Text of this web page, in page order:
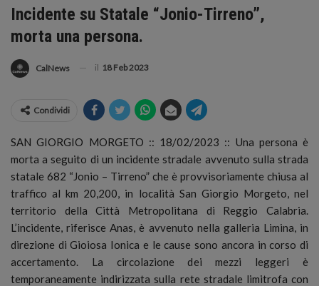
Incidente su Statale “Jonio-Tirreno”,
morta una persona.
CalNews il 18 Feb 2023
Condividi
SAN GIORGIO MORGETO :: 18/02/2023 :: Una persona è
morta a seguito di un incidente stradale avvenuto sulla strada
statale 682 “Jonio – Tirreno” che è provvisoriamente chiusa al
traffico al km 20,200, in località San Giorgio Morgeto, nel
territorio della Città Metropolitana di Reggio Calabria.
L’incidente, riferisce Anas, è avvenuto nella galleria Limina, in
direzione di Gioiosa Ionica e le cause sono ancora in corso di
accertamento. La circolazione dei mezzi leggeri è
temporaneamente indirizzata sulla rete stradale limitrofa con